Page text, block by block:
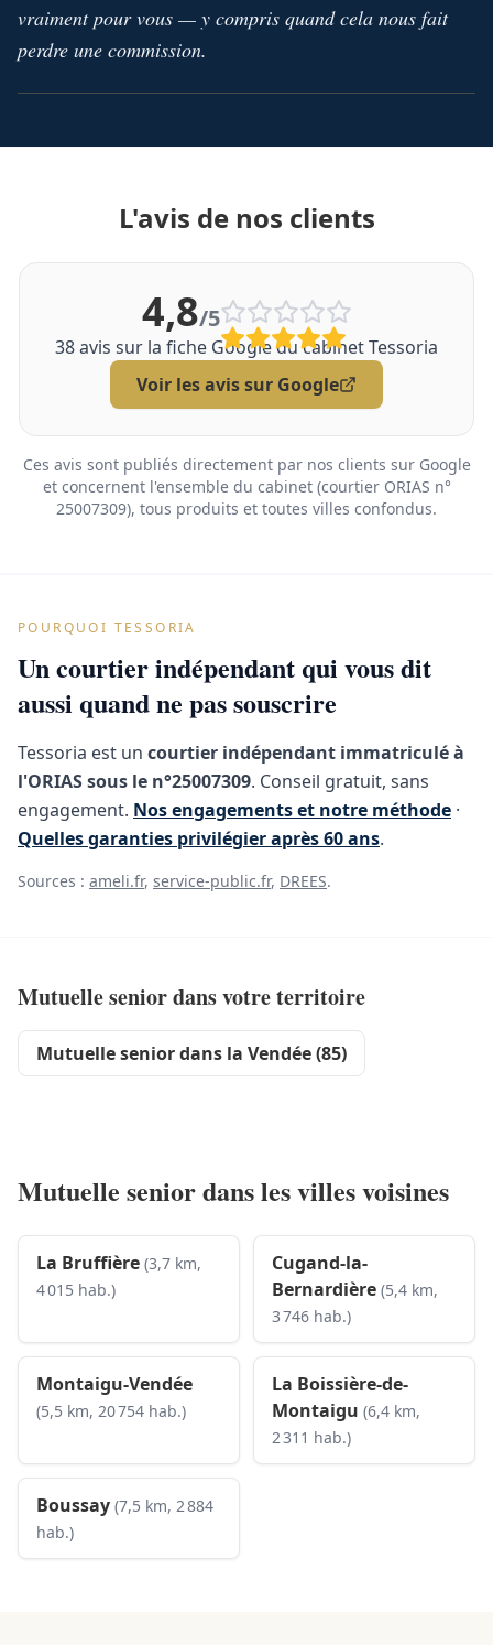
vraiment pour vous — y compris quand cela nous fait
perdre une commission.
L'avis de nos clients
4,8/5
38avis sur la fiche Google du cabinet Tessoria
Voir les avis sur Google
Ces avis sont publiés directement par nos clients sur Google
et concernent l'ensemble du cabinet (courtier ORIAS n°
25007309), tous produits et toutes villes confondus.
POURQUOI TESSORIA
Un courtier indépendant qui vous dit
aussi quand ne pas souscrire
Tessoria est un courtier indépendant immatriculé à
l'ORIAS sous le n°25007309. Conseil gratuit, sans
engagement. Nos engagements et notre méthode ·
Quelles garanties privilégier après 60 ans.
Sources : ameli.fr, service-public.fr, DREES.
Mutuelle senior dans votre territoire
Mutuelle senior dans la Vendée (85)
Mutuelle senior dans les villes voisines
La Bruffière (3,7 km,
4 015 hab.)
Cugand-la-
Bernardière (5,4 km,
3 746 hab.)
Montaigu-Vendée
(5,5 km, 20 754 hab.)
La Boissière-de-
Montaigu (6,4 km,
2 311 hab.)
Boussay (7,5 km, 2 884
hab.)